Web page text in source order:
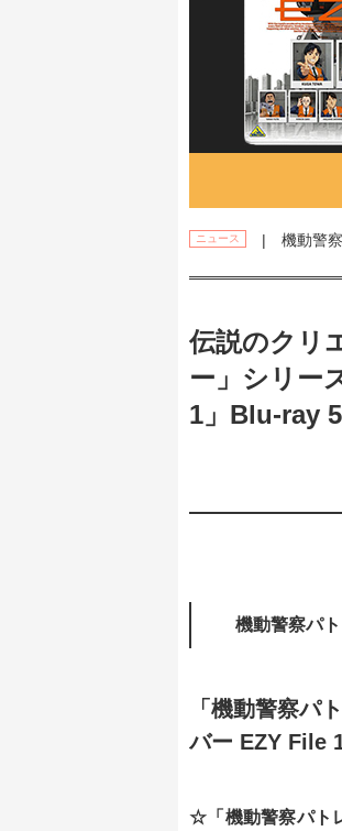
ニュース | 機動警察
伝説のクリ
ー」シリー
1」Blu-ray
機動警察パ
「機動警察パ
バー EZY File
☆「機動警察パト